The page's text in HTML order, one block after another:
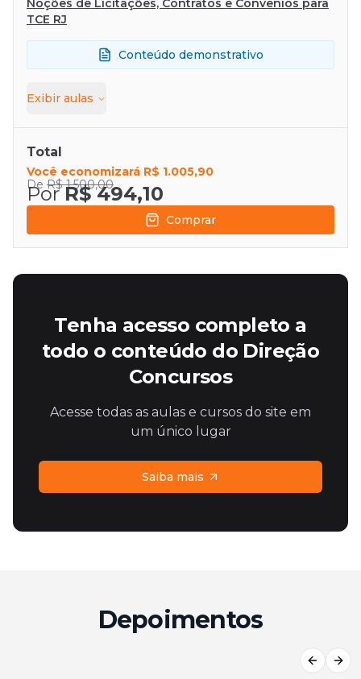
Noções de Licitações, Contratos e Convênios para
TCE RJ
Conteúdo demonstrativo
Exibir aulas
Total
Você economizará R$ 1.005,90
De R$ 1.500,00
Por R$ 494,10
Comprar
Tenha acesso completo a
todo o conteúdo do Direção
Concursos
Acesse todas as aulas e cursos do site em
um único lugar
Saiba mais
Depoimentos